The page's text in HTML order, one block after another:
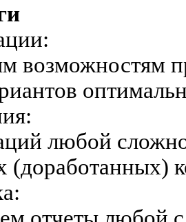
возможностям
любой
(доработанных)